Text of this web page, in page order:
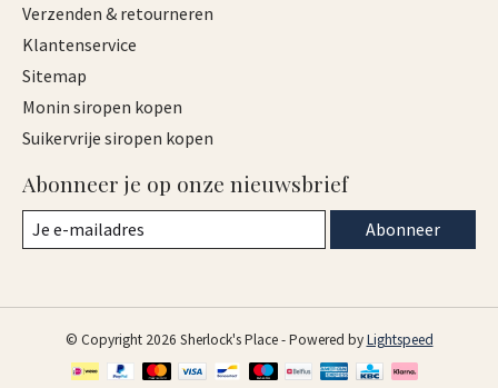
Verzenden & retourneren
Klantenservice
Sitemap
Monin siropen kopen
Suikervrije siropen kopen
Abonneer je op onze nieuwsbrief
Abonneer
© Copyright 2026 Sherlock's Place - Powered byLightspeed